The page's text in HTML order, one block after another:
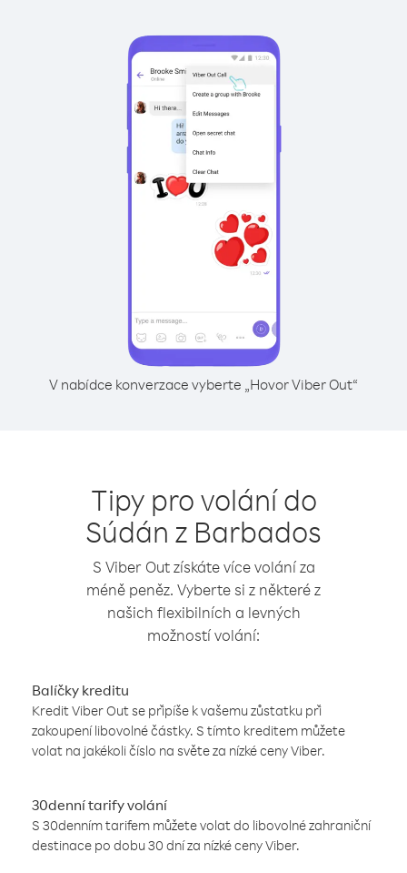
V nabídce konverzace vyberte „Hovor Viber Out“
Tipy pro volání do
Súdán z Barbados
S Viber Out získáte více volání za
méně peněz. Vyberte si z některé z
našich flexibilních a levných
možností volání:
Balíčky kreditu
Kredit Viber Out se připíše k vašemu zůstatku při
zakoupení libovolné částky. S tímto kreditem můžete
volat na jakékoli číslo na světe za nízké ceny Viber.
30denní tarify volání
S 30denním tarifem můžete volat do libovolné zahraniční
destinace po dobu 30 dní za nízké ceny Viber.